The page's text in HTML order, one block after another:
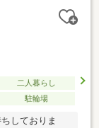
二人暮らし
駐輪場
しておりま